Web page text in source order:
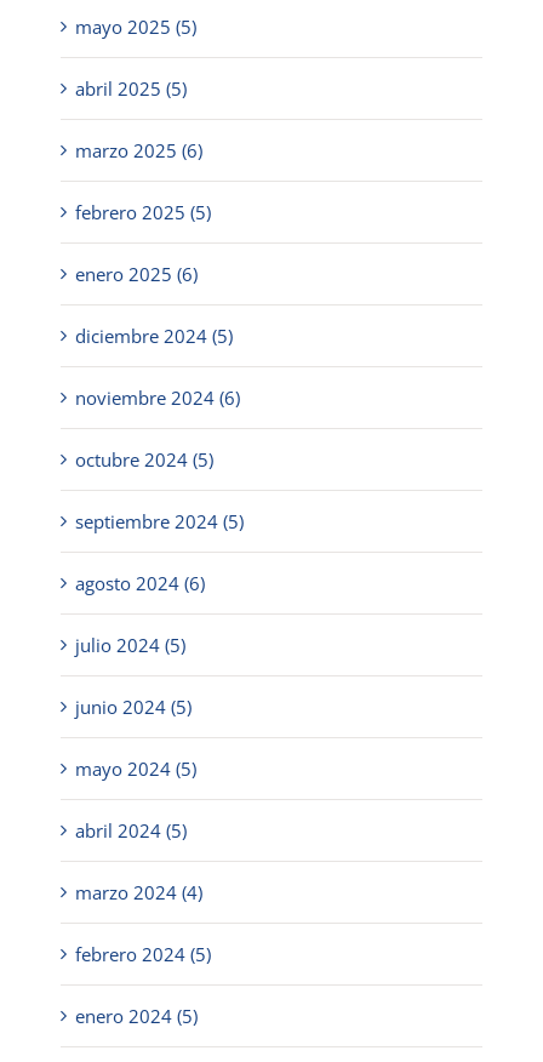
mayo 2025 (5)
abril 2025 (5)
marzo 2025 (6)
febrero 2025 (5)
enero 2025 (6)
diciembre 2024 (5)
noviembre 2024 (6)
octubre 2024 (5)
septiembre 2024 (5)
agosto 2024 (6)
julio 2024 (5)
junio 2024 (5)
mayo 2024 (5)
abril 2024 (5)
marzo 2024 (4)
febrero 2024 (5)
enero 2024 (5)